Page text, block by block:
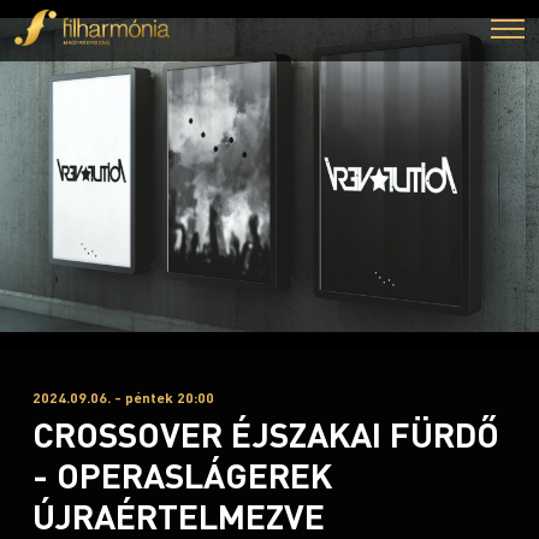
2024.09.06. - péntek 20:00
CROSSOVER ÉJSZAKAI FÜRDŐ
- OPERASLÁGEREK
ÚJRAÉRTELMEZVE